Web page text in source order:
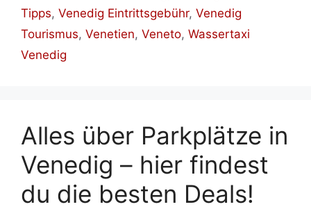
Tipps, Venedig Eintrittsgebühr, Venedig
Tourismus, Venetien, Veneto, Wassertaxi
Venedig
Alles über Parkplätze in
Venedig – hier findest
du die besten Deals!